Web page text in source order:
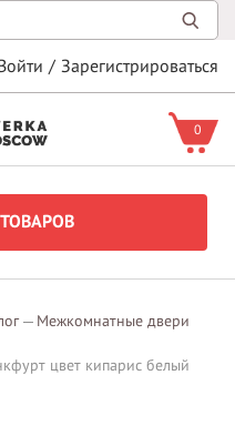
/ Зарегистрироваться
0
Межкомнатные двери
цвет кипарис белый